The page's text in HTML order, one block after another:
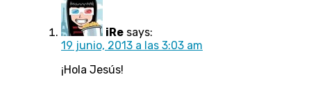
iRe says:
19 junio, 2013 a las 3:03 am
¡Hola Jesús!